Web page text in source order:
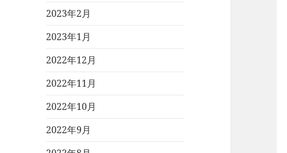
2023年2月
2023年1月
2022年12月
2022年11月
2022年10月
2022年9月